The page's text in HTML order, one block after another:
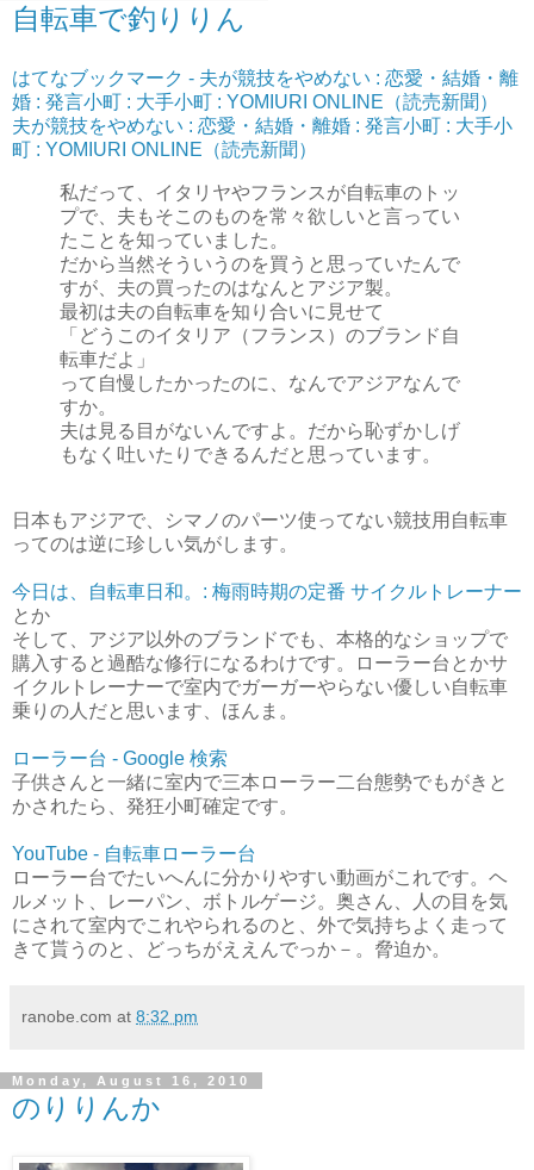
自転車で釣りりん
はてなブックマーク - 夫が競技をやめない : 恋愛・結婚・離
婚 : 発言小町 : 大手小町 : YOMIURI ONLINE（読売新聞）
夫が競技をやめない : 恋愛・結婚・離婚 : 発言小町 : 大手小
町 : YOMIURI ONLINE（読売新聞）
私だって、イタリヤやフランスが自転車のトッ
プで、夫もそこのものを常々欲しいと言ってい
たことを知っていました。
だから当然そういうのを買うと思っていたんで
すが、夫の買ったのはなんとアジア製。
最初は夫の自転車を知り合いに見せて
「どうこのイタリア（フランス）のブランド自
転車だよ」
って自慢したかったのに、なんでアジアなんで
すか。
夫は見る目がないんですよ。だから恥ずかしげ
もなく吐いたりできるんだと思っています。
日本もアジアで、シマノのパーツ使ってない競技用自転車
ってのは逆に珍しい気がします。
今日は、自転車日和。: 梅雨時期の定番 サイクルトレーナー
とか
そして、アジア以外のブランドでも、本格的なショップで
購入すると過酷な修行になるわけです。ローラー台とかサ
イクルトレーナーで室内でガーガーやらない優しい自転車
乗りの人だと思います、ほんま。
ローラー台 - Google 検索
子供さんと一緒に室内で三本ローラー二台態勢でもがきと
かされたら、発狂小町確定です。
YouTube - 自転車ローラー台
ローラー台でたいへんに分かりやすい動画がこれです。ヘ
ルメット、レーパン、ボトルゲージ。奥さん、人の目を気
にされて室内でこれやられるのと、外で気持ちよく走って
きて貰うのと、どっちがええんでっか－。脅迫か。
ranobe.com at 8:32 pm
Monday, August 16, 2010
のりりんか